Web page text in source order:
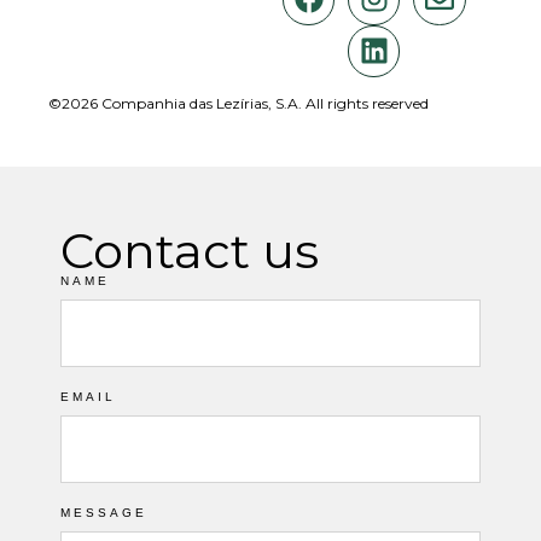
©2026 Companhia das Lezírias, S.A. All rights reserved
Contact us
NAME
EMAIL
MESSAGE